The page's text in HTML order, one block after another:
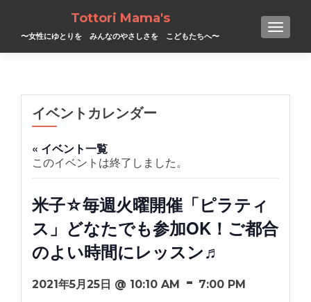
Tottori Mama's
〜女性にゆとりを みんなのやさしさを こどもたちへ〜
イベントカレンダー
« イベント一覧
このイベントは終了しました。
米子☆毎週火曜開催「ピラティ
ス」どなたでも参加OK！ご都合
のよい時間にレッスン♬
2021年5月25日 @ 10:10 AM - 7:00 PM